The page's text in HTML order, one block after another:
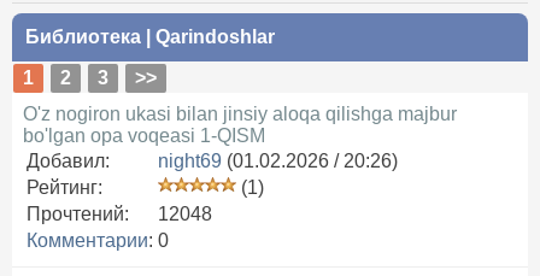
Библиотека
Qarindoshlar
1
2 3
>>
O'z nogiron ukasi bilan jinsiy aloqa qilishga majbur
bo'lgan opa voqeasi 1-QISM
Добавил:
night69 (01.02.2026 / 20:26)
Рейтинг:
(1)
Прочтений:
12048
Комментарии: 0